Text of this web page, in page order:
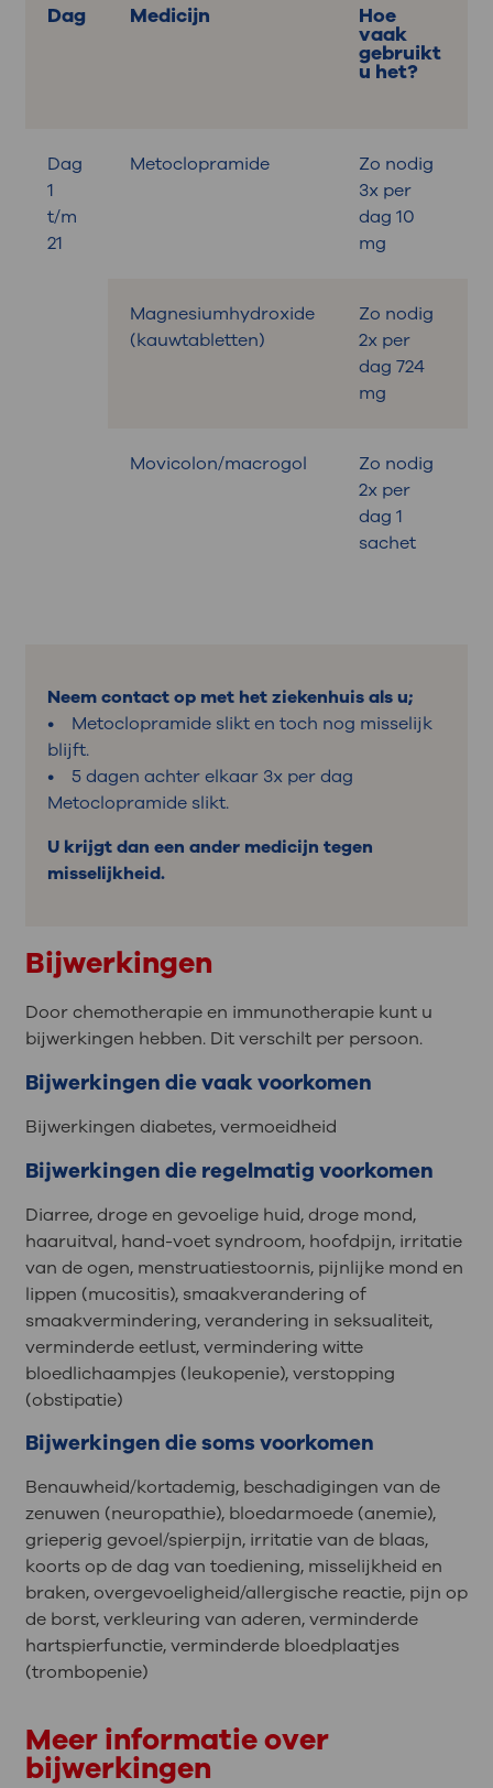
Dag Medicijn Hoe
vaak
gebruikt
u het?
Dag
1
t/m
21
Metoclopramide
Zo nodig
3x per
dag 10
mg
Magnesiumhydroxide
(kauwtabletten)
Zo nodig
2x per
dag 724
mg
Movicolon/macrogol
Zo nodig
2x per
dag 1
sachet
Neem contact op met het ziekenhuis als u;
• Metoclopramide slikt en toch nog misselijk
blijft.
• 5 dagen achter elkaar 3x per dag
Metoclopramide slikt.
U krijgt dan een ander medicijn tegen
misselijkheid.
Bijwerkingen
Door chemotherapie en immunotherapie kunt u
bijwerkingen hebben. Dit verschilt per persoon.
Bijwerkingen die vaak voorkomen
Bijwerkingen diabetes, vermoeidheid
Bijwerkingen die regelmatig voorkomen
Diarree, droge en gevoelige huid, droge mond,
haaruitval, hand-voet syndroom, hoofdpijn, irritatie
van de ogen, menstruatiestoornis, pijnlijke mond en
lippen (mucositis), smaakverandering of
smaakvermindering, verandering in seksualiteit,
verminderde eetlust, vermindering witte
bloedlichaampjes (leukopenie), verstopping
(obstipatie)
Bijwerkingen die soms voorkomen
Benauwheid/kortademig, beschadigingen van de
zenuwen (neuropathie), bloedarmoede (anemie),
grieperig gevoel/spierpijn, irritatie van de blaas,
koorts op de dag van toediening, misselijkheid en
braken, overgevoeligheid/allergische reactie, pijn op
de borst, verkleuring van aderen, verminderde
hartspierfunctie, verminderde bloedplaatjes
(trombopenie)
Meer informatie over
bijwerkingen